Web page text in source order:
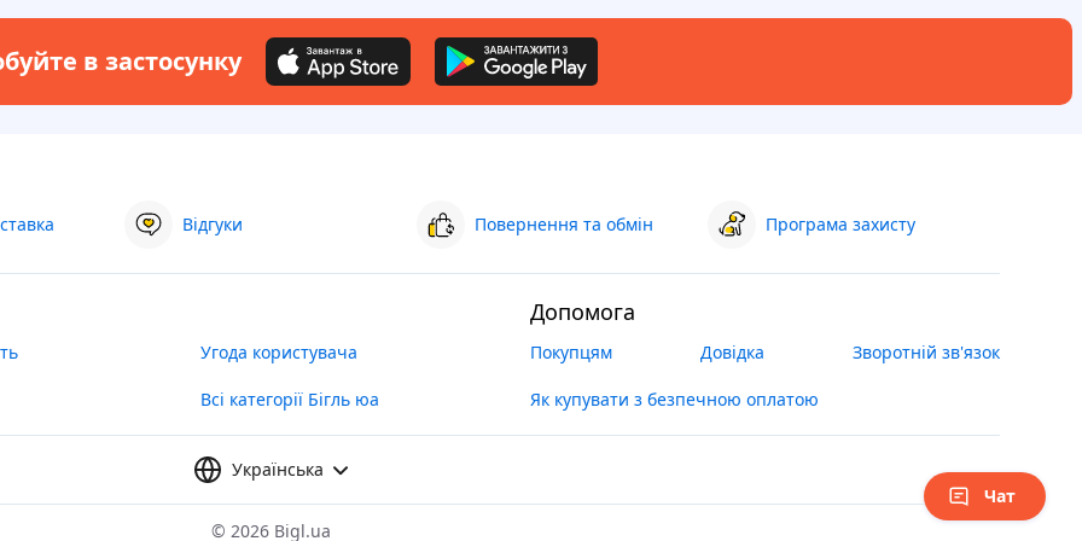
в застосунку
Відгуки Повернення та обмін Програма захисту
Угода користувача
Всі категорії Бігль юа
Допомога
Покупцям Довідка Зворотній зв'язок
Як купувати з безпечною оплатою
Українська
© 2026 Bigl.ua
Чат